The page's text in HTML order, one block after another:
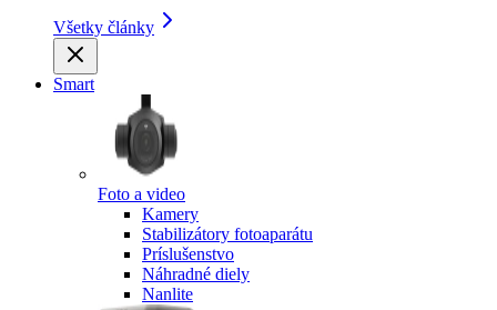
Všetky články
Smart
Foto a video
Kamery
Stabilizátory fotoaparátu
Príslušenstvo
Náhradné diely
Nanlite